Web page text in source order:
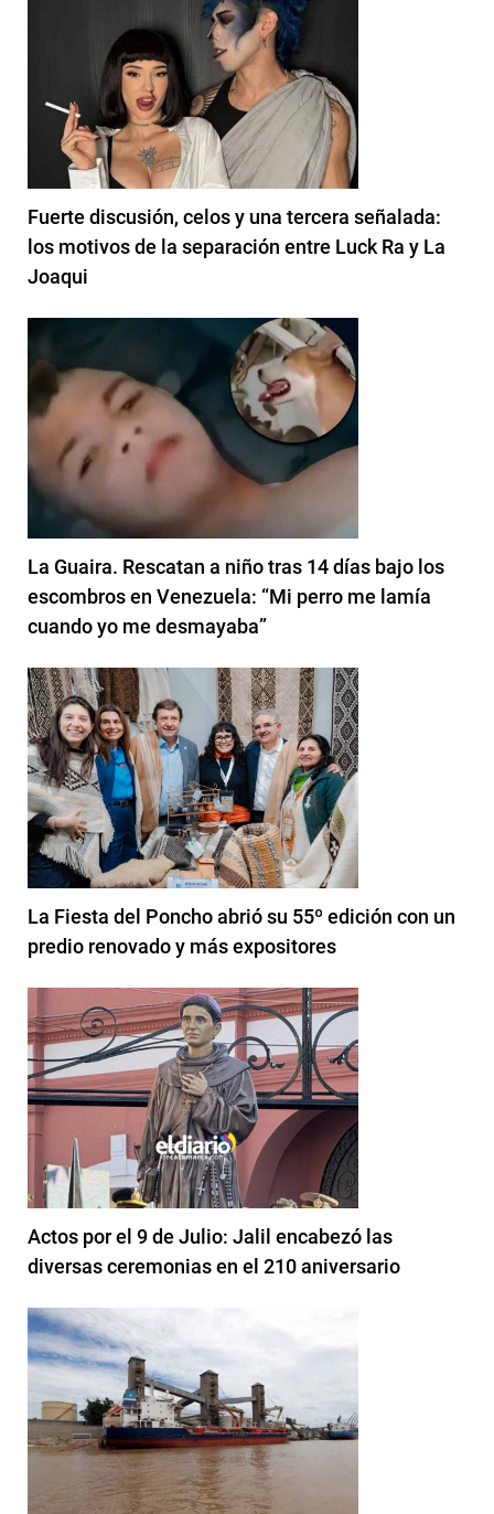
Fuerte discusión, celos y una tercera señalada:
los motivos de la separación entre Luck Ra y La
Joaqui
La Guaira. Rescatan a niño tras 14 días bajo los
escombros en Venezuela: “Mi perro me lamía
cuando yo me desmayaba”
La Fiesta del Poncho abrió su 55º edición con un
predio renovado y más expositores
Actos por el 9 de Julio: Jalil encabezó las
diversas ceremonias en el 210 aniversario